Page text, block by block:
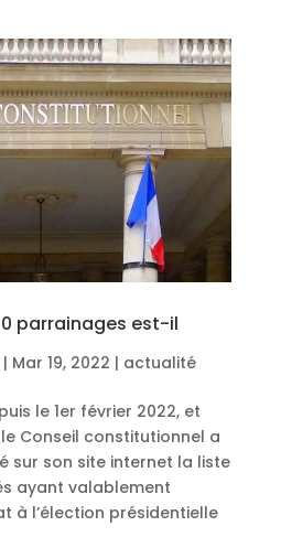
parrainages est-il
Mar 19, 2022 | actualité
le 1er février 2022, et
Conseil constitutionnel a
sur son site internet la liste
ayant valablement
à l’élection présidentielle